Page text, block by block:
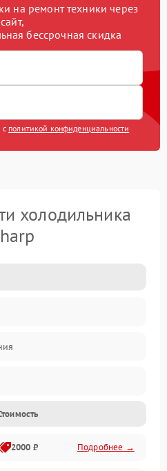
на ремонт техники через
сайт,
бессрочная скидка
с политикой конфиденциальности
холодильника
2000 ₽ Подробнее →